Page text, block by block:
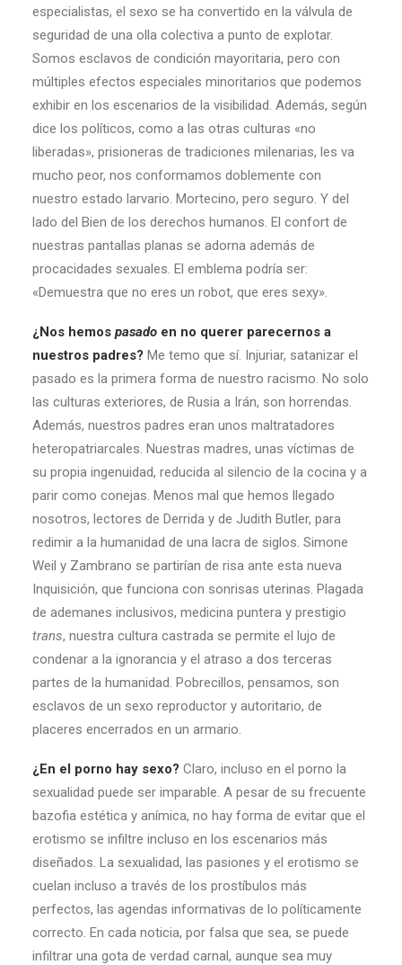
especialistas, el sexo se ha convertido en la válvula de
seguridad de una olla colectiva a punto de explotar.
Somos esclavos de condición mayoritaria, pero con
múltiples efectos especiales minoritarios que podemos
exhibir en los escenarios de la visibilidad. Además, según
dice los políticos, como a las otras culturas «no
liberadas», prisioneras de tradiciones milenarias, les va
mucho peor, nos conformamos doblemente con
nuestro estado larvario. Mortecino, pero seguro. Y del
lado del Bien de los derechos humanos. El confort de
nuestras pantallas planas se adorna además de
procacidades sexuales. El emblema podría ser:
«Demuestra que no eres un robot, que eres sexy».
¿Nos hemos pasado en no querer parecernos a
nuestros padres? Me temo que sí. Injuriar, satanizar el
pasado es la primera forma de nuestro racismo. No solo
las culturas exteriores, de Rusia a Irán, son horrendas.
Además, nuestros padres eran unos maltratadores
heteropatriarcales. Nuestras madres, unas víctimas de
su propia ingenuidad, reducida al silencio de la cocina y a
parir como conejas. Menos mal que hemos llegado
nosotros, lectores de Derrida y de Judith Butler, para
redimir a la humanidad de una lacra de siglos. Simone
Weil y Zambrano se partirían de risa ante esta nueva
Inquisición, que funciona con sonrisas uterinas. Plagada
de ademanes inclusivos, medicina puntera y prestigio
trans, nuestra cultura castrada se permite el lujo de
condenar a la ignorancia y el atraso a dos terceras
partes de la humanidad. Pobrecillos, pensamos, son
esclavos de un sexo reproductor y autoritario, de
placeres encerrados en un armario.
¿En el porno hay sexo? Claro, incluso en el porno la
sexualidad puede ser imparable. A pesar de su frecuente
bazofia estética y anímica, no hay forma de evitar que el
erotismo se infiltre incluso en los escenarios más
diseñados. La sexualidad, las pasiones y el erotismo se
cuelan incluso a través de los prostíbulos más
perfectos, las agendas informativas de lo políticamente
correcto. En cada noticia, por falsa que sea, se puede
infiltrar una gota de verdad carnal, aunque sea muy